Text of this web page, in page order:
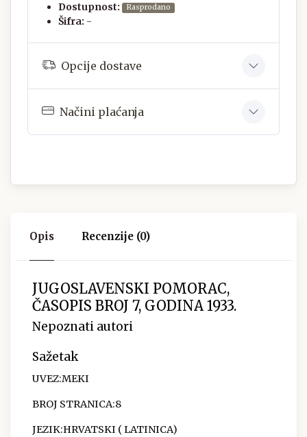
Dostupnost:
Rasprodano
Šifra: -
Opcije dostave
Načini plaćanja
Opis Recenzije (0)
JUGOSLAVENSKI POMORAC,
ČASOPIS BROJ 7, GODINA 1933.
Nepoznati autori
Sažetak
UVEZ:MEKI
BROJ STRANICA:8
JEZIK:HRVATSKI ( LATINICA)